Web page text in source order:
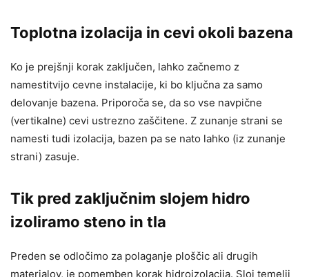
Toplotna izolacija in cevi okoli bazena
Ko je prejšnji korak zaključen, lahko začnemo z
namestitvijo cevne instalacije, ki bo ključna za samo
delovanje bazena. Priporoča se, da so vse navpične
(vertikalne) cevi ustrezno zaščitene. Z zunanje strani se
namesti tudi izolacija, bazen pa se nato lahko (iz zunanje
strani) zasuje.
Tik pred zaključnim slojem hidro
izoliramo steno in tla
Preden se odločimo za polaganje ploščic ali drugih
materialov, je pomemben korak hidroizolacija. Sloj temelji